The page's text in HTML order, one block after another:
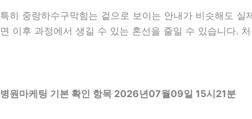
특히 중랑하수구막힘는 겉으로 보이는 안내가 비슷해도
면 이후 과정에서 생길 수 있는 혼선을 줄일 수 있습니다.
병원마케팅 기본 확인 항목 2026년07월09일 15시21분